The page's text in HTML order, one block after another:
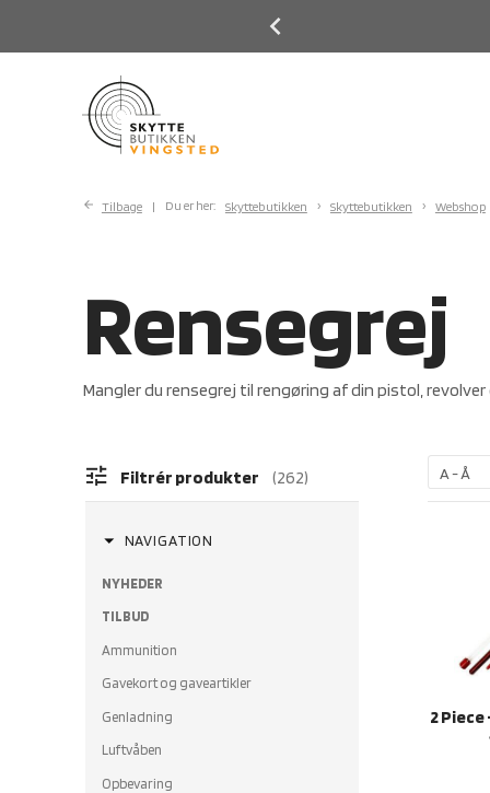
Tilbage Du er her: Skyttebutikken Skyttebutikken Webshop
Rensegrej
Mangler du rensegrej til rengøring af din pistol,
tune Filtrér produkter 262
2
arrow_drop_down NAVIGATION
NYHEDER
TILBUD
Ammunition
Gavekort og gaveartikler
Genladning
Luftvåben
Opbevaring